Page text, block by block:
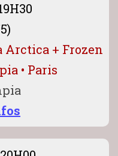
Arctica + Frozen
• Paris